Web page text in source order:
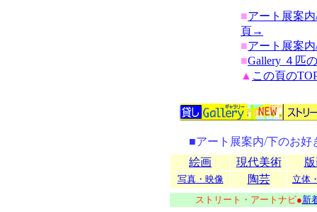
■アート展案
頁→
■アート展案
■Gallery ４匹
▲ この頁の
■アート展案内/下のお好
絵画
現代美術
写真・映像 陶芸
立体
ストリート・アートナビ●新